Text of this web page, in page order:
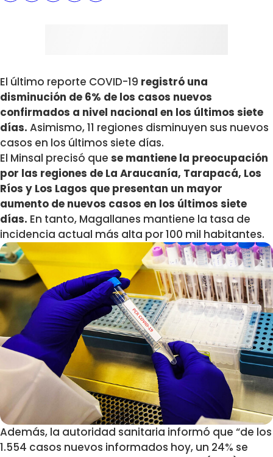
El último reporte COVID-19 registró una
disminución de 6% de los casos nuevos
confirmados a nivel nacional en los últimos siete
días. Asimismo, 11 regiones disminuyen sus nuevos
casos en los últimos siete días.
El Minsal precisó que se mantiene la preocupación
por las regiones de La Araucanía, Tarapacá, Los
Ríos y Los Lagos que presentan un mayor
aumento de nuevos casos en los últimos siete
días. En tanto, Magallanes mantiene la tasa de
incidencia actual más alta por 100 mil habitantes.
Además, la autoridad sanitaria informó que “de los
1.554 casos nuevos informados hoy, un 24% se